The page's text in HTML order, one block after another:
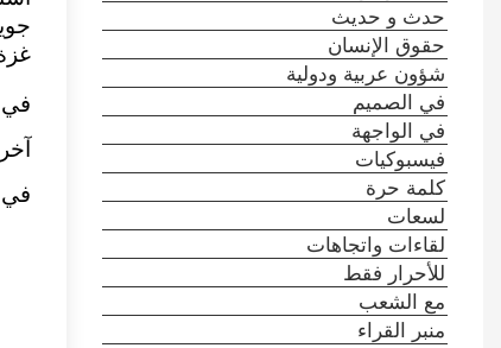
في
في
حدث و حديث
حقوق الإنسان
شؤون عربية ودولية
في الصميم
في الواجهة
فيسبوكيات
كلمة حرة
لسعات
لقاءات واتجاهات
للأحرار فقط
مع الشعب
منبر القراء